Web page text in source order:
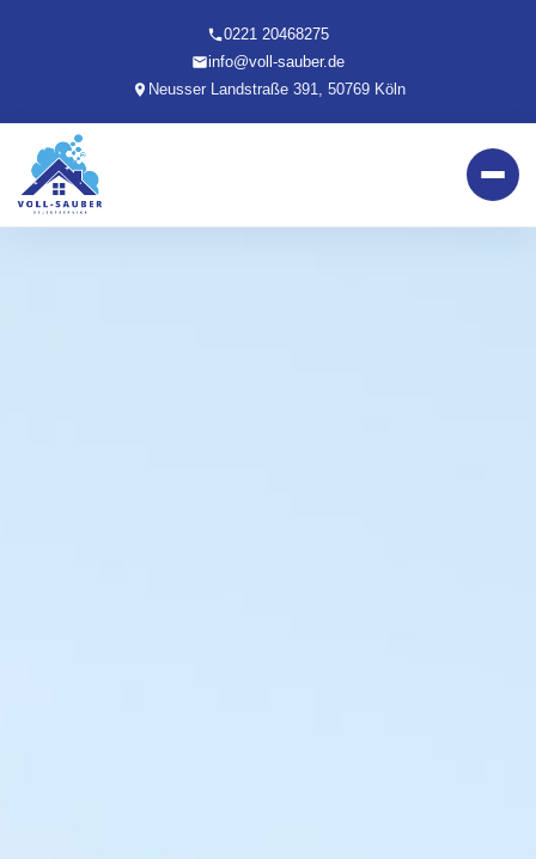
0221 20468275
info@voll-sauber.de
Neusser Landstraße 391, 50769 Köln